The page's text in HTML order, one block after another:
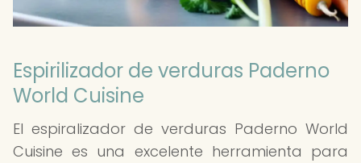
Espirilizador de verduras Paderno
World Cuisine
El espiralizador de verduras Paderno World
Cuisine es una excelente herramienta para